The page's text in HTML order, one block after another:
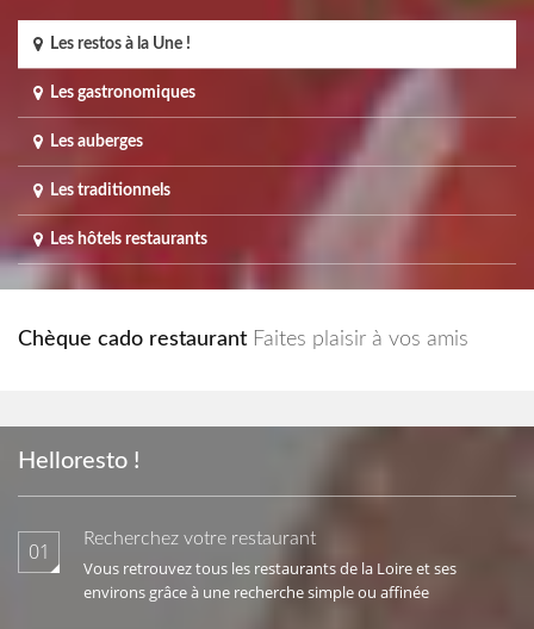
Les restos à la Une !
Les gastronomiques
Les auberges
Les traditionnels
Les hôtels restaurants
Chèque cado restaurant Faites plaisir à vos amis
Helloresto !
01 Recherchez votre restaurant
Vous retrouvez tous les restaurants de la Loire et ses
environs grâce à une recherche simple ou affinée